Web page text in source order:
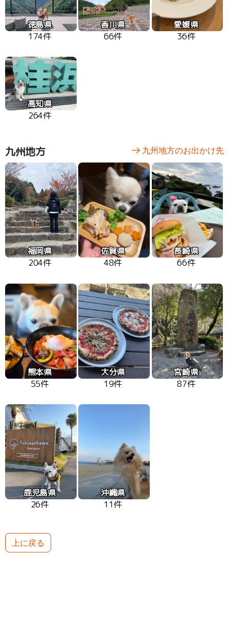
徳島県
174件
香川県
66件
愛媛県
36件
高知県
264件
九州地方 九州地方のお出かけ先
福岡県
204件
佐賀県
48件
長崎県
66件
熊本県
55件
大分県
19件
宮崎県
87件
鹿児島県
26件
沖縄県
11件
上に戻る